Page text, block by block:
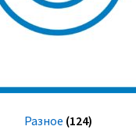
Разное (124)